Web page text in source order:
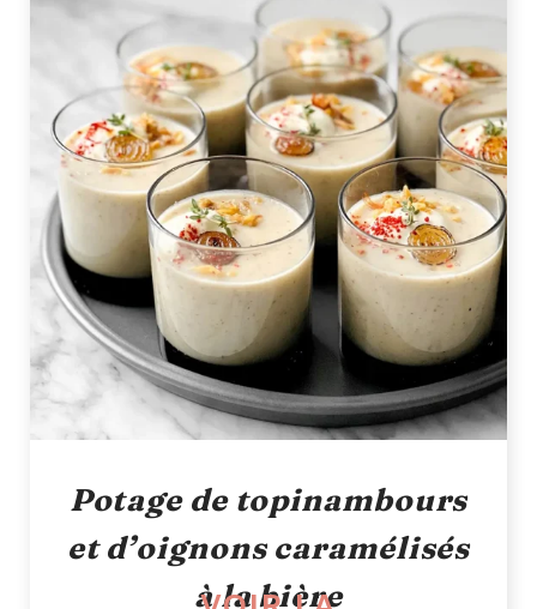
Potage de topinambours
et d’oignons caramélisés
à la bière